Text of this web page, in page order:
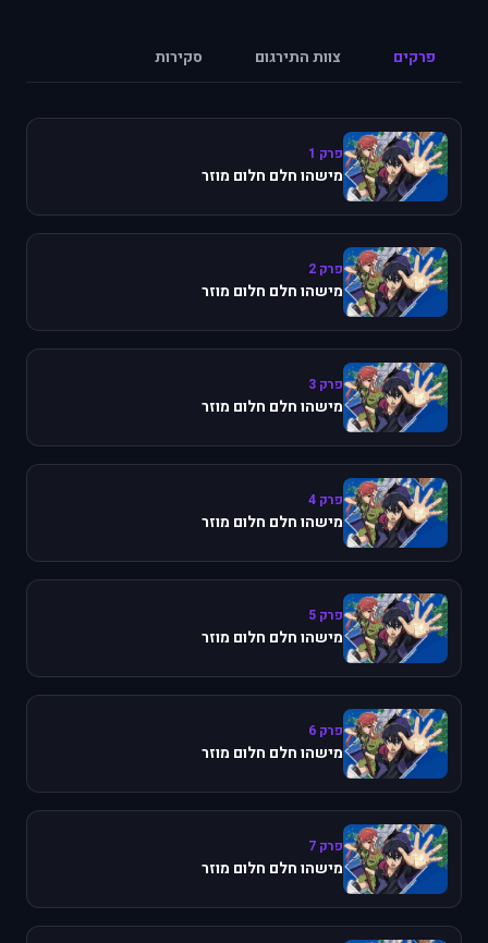
פרקים צוות התירגום סקירות
פרק 1
מישהו חלם חלום מוזר
פרק 2
מישהו חלם חלום מוזר
פרק 3
מישהו חלם חלום מוזר
פרק 4
מישהו חלם חלום מוזר
פרק 5
מישהו חלם חלום מוזר
פרק 6
מישהו חלם חלום מוזר
פרק 7
מישהו חלם חלום מוזר